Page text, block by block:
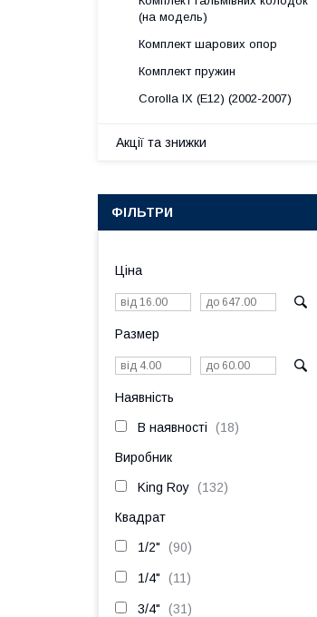
(на модель)
Комплект шарових опор
Комплект пружин
Corolla IX (E12) (2002-2007)
Акції та знижки
ФІЛЬТРИ
Ціна
Размер
Наявність
В наявності 18
Виробник
King Roy 132
Квадрат
1/2" 90
1/4" 11
3/4" 31